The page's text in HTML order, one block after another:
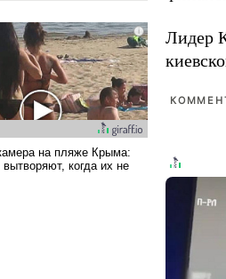
брать на себя
помогать
вперед и
Лидер